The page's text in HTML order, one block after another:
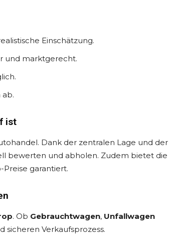
Einschätzung.
und marktgerecht.
ist
Dank der zentralen Lage und der
bewerten und abholen. Zudem bietet die
garantiert.
. Ob Gebrauchtwagen, Unfallwagen
sicheren Verkaufsprozess.